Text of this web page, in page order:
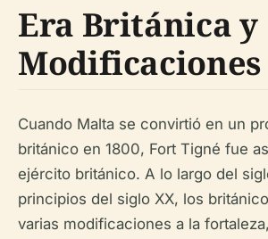
Era Británica y
Modificaciones
Cuando Malta se convirtió en un
británico en 1800, Fort Tigné fue
ejército británico. A lo largo del
principios del siglo XX, los
varias modificaciones a la